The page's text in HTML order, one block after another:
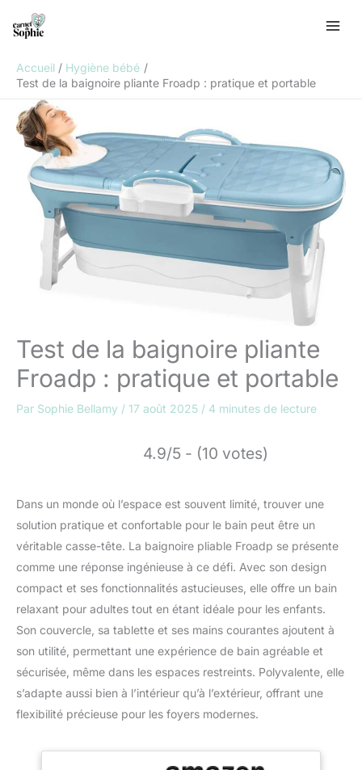
Accueil
Hygiène bébé
Test de la baignoire pliante Froadp : pratique et portable
Test de la baignoire pliante
Froadp : pratique et portable
Par Sophie Bellamy / 17 août 2025 / 4 minutes de lecture
4.9/5 - (10 votes)
Dans un monde où l’espace est souvent limité, trouver une
solution pratique et confortable pour le bain peut être un
véritable casse-tête. La baignoire pliable Froadp se présente
comme une réponse ingénieuse à ce défi. Avec son design
compact et ses fonctionnalités astucieuses, elle offre un bain
relaxant pour adultes tout en étant idéale pour les enfants.
Son couvercle, sa tablette et ses mains courantes ajoutent à
son utilité, permettant une expérience de bain agréable et
sécurisée, même dans les espaces restreints. Polyvalente, elle
s’adapte aussi bien à l’intérieur qu’à l’extérieur, offrant une
flexibilité précieuse pour les foyers modernes.
e
h
r